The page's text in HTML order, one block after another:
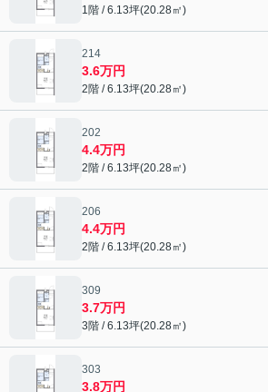
1階 / 6.13坪(20.28㎡)
214
3.6万円
2階 / 6.13坪(20.28㎡)
202
4.4万円
2階 / 6.13坪(20.28㎡)
206
4.4万円
2階 / 6.13坪(20.28㎡)
309
3.7万円
3階 / 6.13坪(20.28㎡)
303
3.8万円